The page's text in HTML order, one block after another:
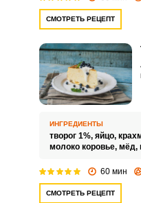
СМОТРЕТЬ РЕЦЕПТ
ИНГРЕДИЕНТЫ
творог 1%, яйцо,
молоко коровье, мёд,
60 мин
СМОТРЕТЬ РЕЦЕПТ